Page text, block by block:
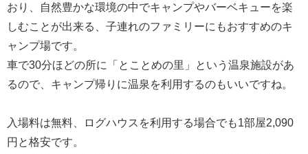
おり、自然豊かな環境の中でキャンプやバーベキューを楽
しむことが出来る、子連れのファミリーにもおすすめのキ
ャンプ場です。
車で30分ほどの所に「とことめの里」という温泉施設があ
るので、キャンプ帰りに温泉を利用するのもいいですね。
入場料は無料、ログハウスを利用する場合でも1部屋2,090
円と格安です。